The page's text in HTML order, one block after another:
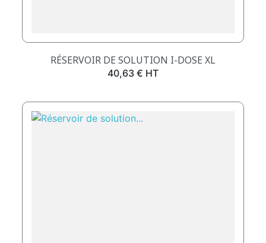
RÉSERVOIR DE SOLUTION I-DOSE XL
Prix
40,63 € HT